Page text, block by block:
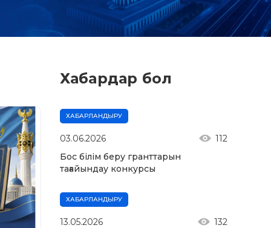
Хабардар бол
ХАБАРЛАНДЫРУ
03.06.2026
112
Бос білім беру гранттарын
тағайындау конкурсы
ХАБАРЛАНДЫРУ
13.05.2026
132